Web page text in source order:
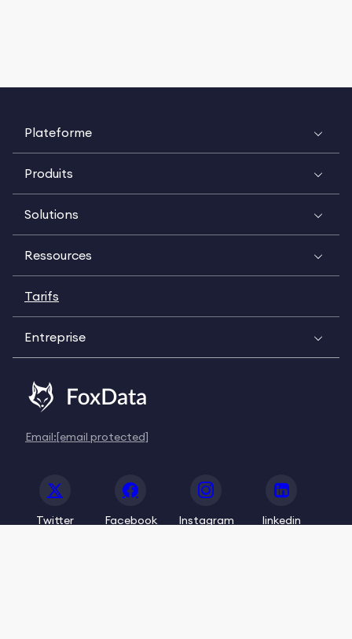
Plateforme
Produits
Solutions
Ressources
Tarifs
Entreprise
Email:[email protected]
Twitter Facebook Instagram linkedin